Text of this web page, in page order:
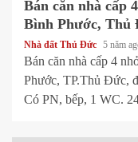
Bán căn nhà cấp
Bình Phước, Thủ
Nhà đất Thủ Đức 5 năm
Bán căn nhà cấp 4
Phước, TP.Thủ Đức,
Có PN, bếp, 1 WC.